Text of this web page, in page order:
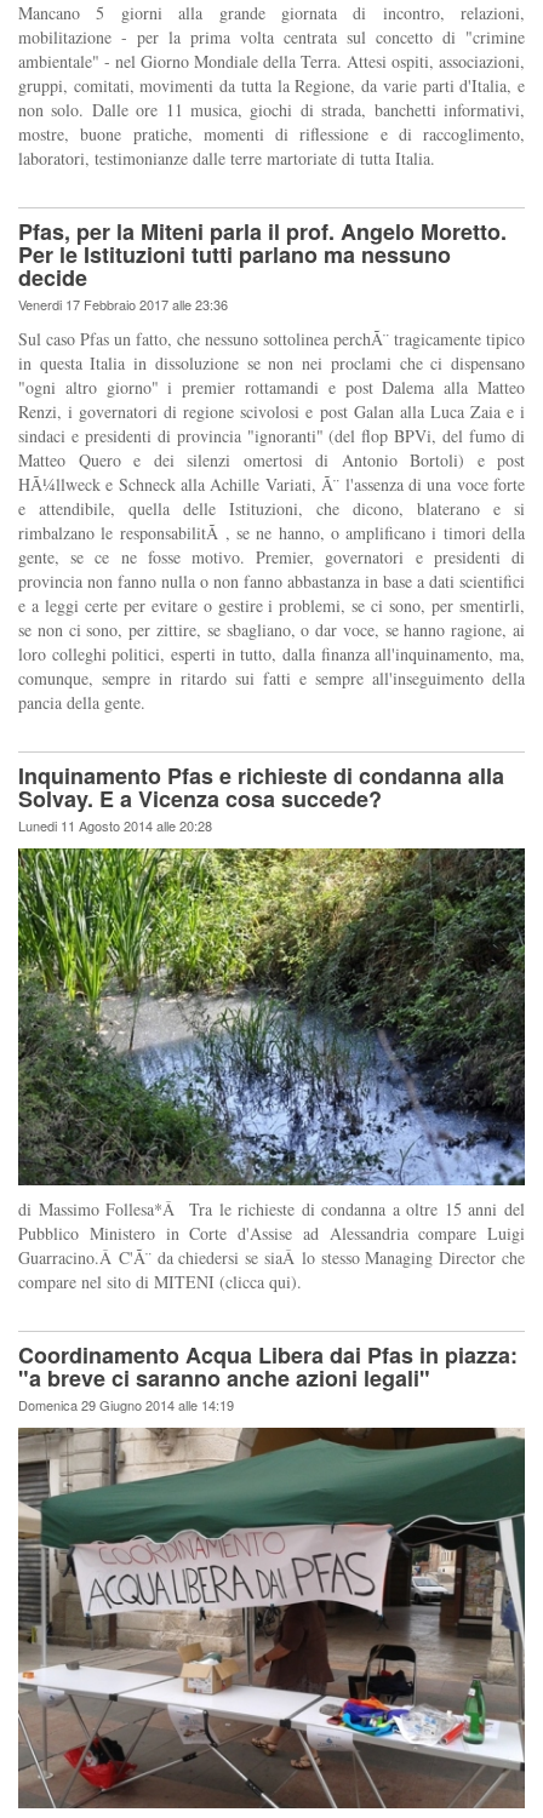
Mancano 5 giorni alla grande giornata di incontro, relazioni,
mobilitazione - per la prima volta centrata sul concetto di "crimine
ambientale" - nel Giorno Mondiale della Terra. Attesi ospiti, associazioni,
gruppi, comitati, movimenti da tutta la Regione, da varie parti d'Italia, e
non solo. Dalle ore 11 musica, giochi di strada, banchetti informativi,
mostre, buone pratiche, momenti di riflessione e di raccoglimento,
laboratori, testimonianze dalle terre martoriate di tutta Italia.
Pfas, per la Miteni parla il prof. Angelo Moretto.
Per le Istituzioni tutti parlano ma nessuno
decide
Venerdi 17 Febbraio 2017 alle 23:36
Sul caso Pfas un fatto, che nessuno sottolinea perchÃ¨ tragicamente tipico
in questa Italia in dissoluzione se non nei proclami che ci dispensano
"ogni altro giorno" i premier rottamandi e post Dalema alla Matteo
Renzi, i governatori di regione scivolosi e post Galan alla Luca Zaia e i
sindaci e presidenti di provincia "ignoranti" (del flop BPVi, del fumo di
Matteo Quero e dei silenzi omertosi di Antonio Bortoli) e post
HÃ¼llweck e Schneck alla Achille Variati, Ã¨ l'assenza di una voce forte
e attendibile, quella delle Istituzioni, che dicono, blaterano e si
rimbalzano le responsabilitÃ , se ne hanno, o amplificano i timori della
gente, se ce ne fosse motivo. Premier, governatori e presidenti di
provincia non fanno nulla o non fanno abbastanza in base a dati scientifici
e a leggi certe per evitare o gestire i problemi, se ci sono, per smentirli,
se non ci sono, per zittire, se sbagliano, o dar voce, se hanno ragione, ai
loro colleghi politici, esperti in tutto, dalla finanza all'inquinamento, ma,
comunque, sempre in ritardo sui fatti e sempre all'inseguimento della
pancia della gente.
Inquinamento Pfas e richieste di condanna alla
Solvay. E a Vicenza cosa succede?
Lunedi 11 Agosto 2014 alle 20:28
di Massimo Follesa*Â Tra le richieste di condanna a oltre 15 anni del
Pubblico Ministero in Corte d'Assise ad Alessandria compare Luigi
Guarracino.Â C'Ã¨ da chiedersi se siaÂ lo stesso Managing Director che
compare nel sito di MITENI (clicca qui).
Coordinamento Acqua Libera dai Pfas in piazza:
"a breve ci saranno anche azioni legali"
Domenica 29 Giugno 2014 alle 14:19